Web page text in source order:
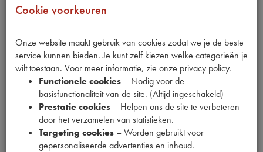
Zoeken
Fabrikant Relevantie Naam Prijs
Olie-vetten-koelvloeistof
Er zijn geen producten gevonden die aan uw zoekcriteria
voldoen of er zijn te veel producten gevonden
Cookie voorkeuren
Onze website maakt gebruik van cookies zodat we je de beste
service kunnen bieden. Je kunt zelf kiezen welke categorieën je
wilt toestaan. Voor meer informatie, zie onze privacy policy.
Functionele cookies – Nodig voor de
basisfunctionaliteit van de site. (Altijd ingeschakeld)
Prestatie cookies – Helpen ons de site te verbeteren
door het verzamelen van statistieken.
Targeting cookies – Worden gebruikt voor
gepersonaliseerde advertenties en inhoud.